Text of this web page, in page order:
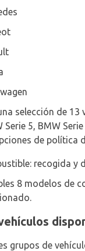
selección de
Serie 5, BMW
de política
recogida y
8 modelos de
grupos de